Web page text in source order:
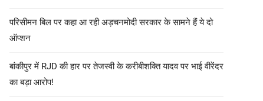
परिसीमन बिल पर कहा आ रही अड़चनमोदी सरकार के सामने हैं ये दो
ऑप्शन
बांकीपुर में RJD की हार पर तेजस्वी के करीबीशक्ति यादव पर भाई वीरेंदर
का बड़ा आरोप!